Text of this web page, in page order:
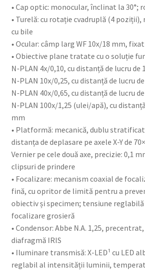
• Cap optic: monocular, înclinat la 30°;
• Turelă: cu rotație cvadruplă (4
cu bile
• Ocular: câmp larg WF 10x/18 mm,
• Obiective plane tratate cu o soluție
N-PLAN 4x/0,10, cu distanță de lucru de
N-PLAN 10x/0,25, cu distanță de lucru
N-PLAN 40x/0,65, cu distanță de lucru
N-PLAN 100x/1,25 (ulei/apă), cu
mm
• Platformă: mecanică, dublu
distanța de deplasare pe axele X-Y de
Vernier pe cele două axe, precizie: 0,1
clipsuri de prindere
• Focalizare: mecanism coaxial de
fină, cu opritor de limită pentru a
obiectiv și specimen; tensiune
focalizare grosieră
• Condensor: Abbe N.A. 1,25,
diafragmă IRIS
• Iluminare transmisă: X-LED¹ cu LED
reglabil al intensității luminii,